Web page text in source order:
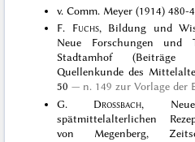
v. Comm. Meyer (1914) 480-
F. Fuchs, Bildung und
Neue Forschungen
Stadtamhof
Quellenkunde des
50
n. 149 zur Vorlage der
G. Drossbach,
spätmittelalterlichen
von Megenberg,